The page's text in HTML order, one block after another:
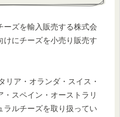
ーズを輸入販売する株式会
けにチーズを小売り販売す
リア・オランダ・スイス・
スペイン・オーストラリ
ラルチーズを取り扱ってい